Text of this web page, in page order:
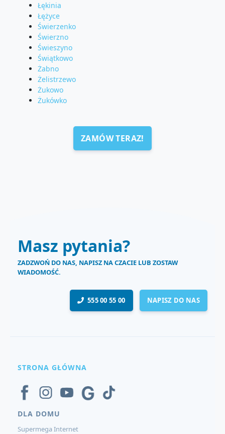
Łękinia
Łężyce
Świerzenko
Świerzno
Świeszyno
Świątkowo
Żabno
Żelistrzewo
Żukowo
Żukówko
ZAMÓW TERAZ!
Masz pytania?
ZADZWOŃ DO NAS, NAPISZ NA CZACIE LUB ZOSTAW
WIADOMOŚĆ.
555 00 55 00 NAPISZ DO NAS
STRONA GŁÓWNA
DLA DOMU
Supermega Internet